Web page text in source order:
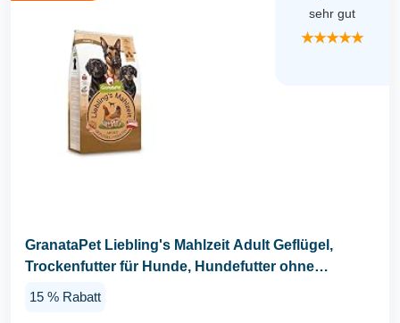
sehr gut
★★★★★
GranataPet Liebling's Mahlzeit Adult Geflügel,
Trockenfutter für Hunde, Hundefutter ohne
15 % Rabatt